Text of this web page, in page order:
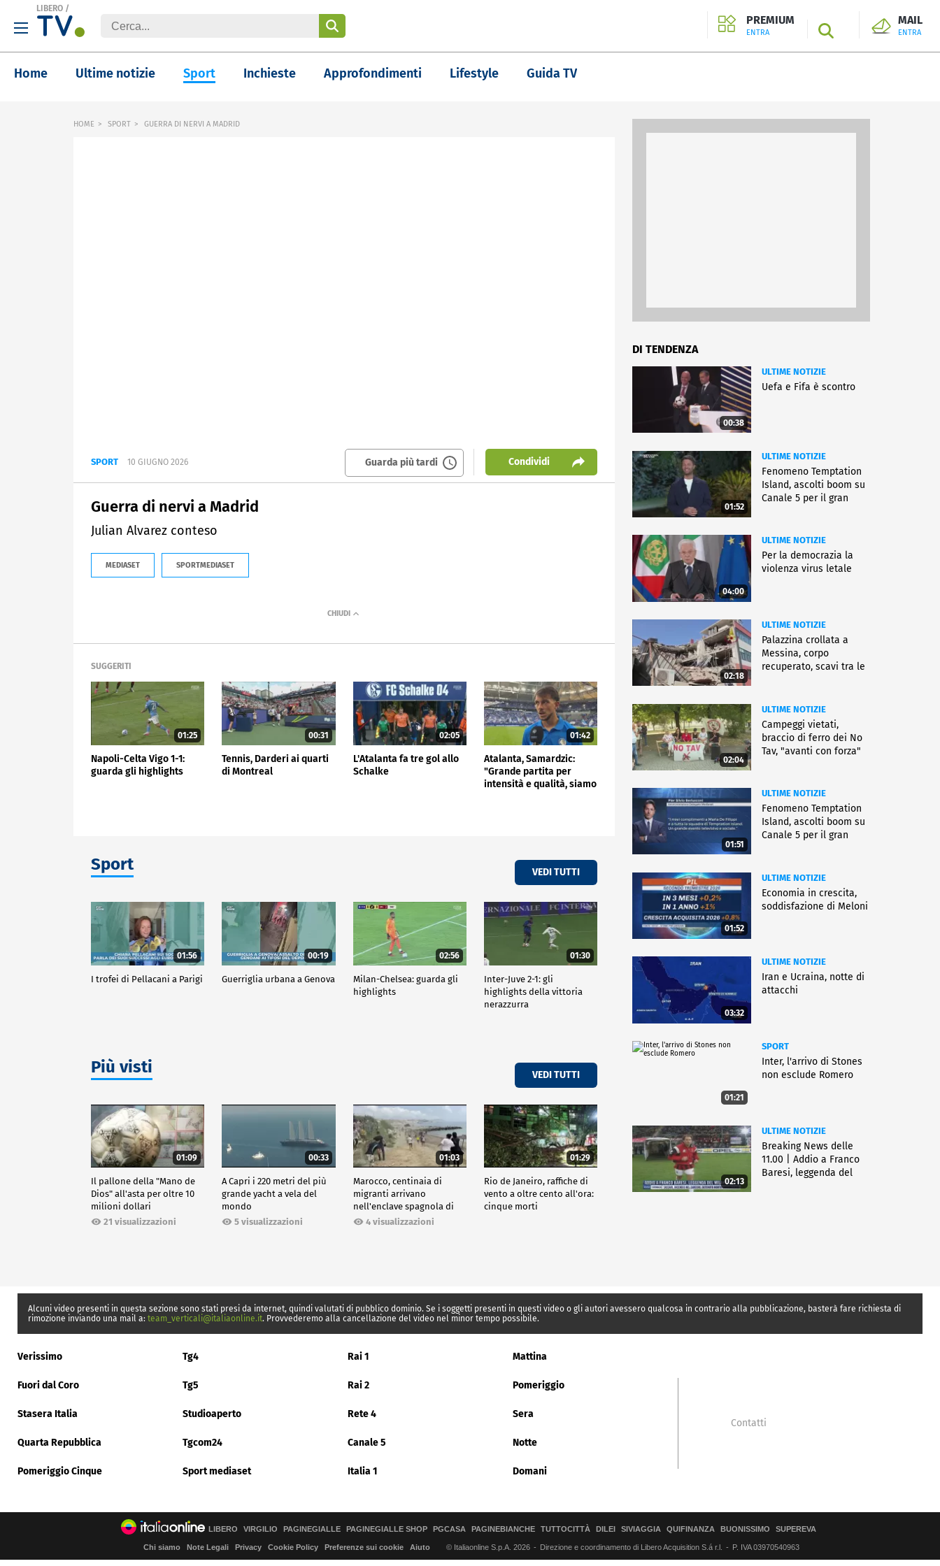
LIBERO /
PREMIUM
ENTRA SEARCH
MAIL
ENTRA
Home Ultime notizie Sport Inchieste Approfondimenti Lifestyle Guida TV
HOME SPORT GUERRA DI NERVI A MADRID
SPORT 10 GIUGNO 2026 Guarda più tardi Condividi
Guerra di nervi a Madrid
Julian Alvarez conteso
MEDIASET SPORTMEDIASET
SUGGERITI
01:25
Napoli-Celta Vigo 1-1:
guarda gli highlights
00:31
Tennis, Darderi ai quarti
di Montreal
02:05
L'Atalanta fa tre gol allo
Schalke
01:42
Atalanta, Samardzic:
"Grande partita per
intensità e qualità, siamo
Sport VEDI TUTTI
01:56
I trofei di Pellacani a Parigi
00:19
Guerriglia urbana a Genova
02:56
Milan-Chelsea: guarda gli
highlights
01:30
Inter-Juve 2-1: gli
highlights della vittoria
nerazzurra
Più visti VEDI TUTTI
01:09
Il pallone della "Mano de
Dios" all'asta per oltre 10
milioni dollari
21 visualizzazioni
00:33
A Capri i 220 metri del più
grande yacht a vela del
mondo
5 visualizzazioni
01:03
Marocco, centinaia di
migranti arrivano
nell'enclave spagnola di
Ceuta4 visualizzazioni
01:29
Rio de Janeiro, raffiche di
vento a oltre cento all'ora:
cinque morti
DI TENDENZA
00:38
ULTIME NOTIZIE
Uefa e Fifa è scontro
01:52
ULTIME NOTIZIE
Fenomeno Temptation
Island, ascolti boom su
Canale 5 per il gran
04:00
ULTIME NOTIZIE
Per la democrazia la
violenza virus letale
02:18
ULTIME NOTIZIE
Palazzina crollata a
Messina, corpo
recuperato, scavi tra le
02:04
ULTIME NOTIZIE
Campeggi vietati,
braccio di ferro dei No
Tav, "avanti con forza"
01:51
ULTIME NOTIZIE
Fenomeno Temptation
Island, ascolti boom su
Canale 5 per il gran
01:52
ULTIME NOTIZIE
Economia in crescita,
soddisfazione di Meloni
03:32
ULTIME NOTIZIE
Iran e Ucraina, notte di
attacchi
01:21
SPORT
Inter, l'arrivo di Stones
non esclude Romero
02:13
ULTIME NOTIZIE
Breaking News delle
11.00 | Addio a Franco
Baresi, leggenda del
Alcuni video presenti in questa sezione sono stati presi da internet, quindi valutati di pubblico dominio. Se i soggetti presenti in questi video o gli autori avessero qualcosa in contrario alla pubblicazione, basterà fare richiesta di
rimozione inviando una mail a: team_verticali@italiaonline.it. Provvederemo alla cancellazione del video nel minor tempo possibile.
Verissimo Tg4 Rai 1 Mattina
Fuori dal Coro Tg5 Rai 2 Pomeriggio
Stasera Italia Studioaperto Rete 4 Sera
Quarta Repubblica Tgcom24 Canale 5 Notte
Pomeriggio Cinque Sport mediaset Italia 1 Domani
Contatti
LIBERO VIRGILIO PAGINEGIALLE PAGINEGIALLE SHOP PGCASA PAGINEBIANCHE TUTTOCITTÀ DILEI SIVIAGGIA QUIFINANZA BUONISSIMO SUPEREVA
Chi siamo Note Legali Privacy Cookie Policy Preferenze sui cookie Aiuto © Italiaonline S.p.A. 2026 Direzione e coordinamento di Libero Acquisition S.á r.l. P. IVA 03970540963